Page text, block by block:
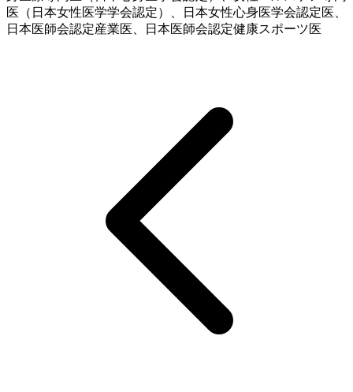
医（日本女性医学学会認定）、日本女性心身医学会認定医、
日本医師会認定産業医、日本医師会認定健康スポーツ医